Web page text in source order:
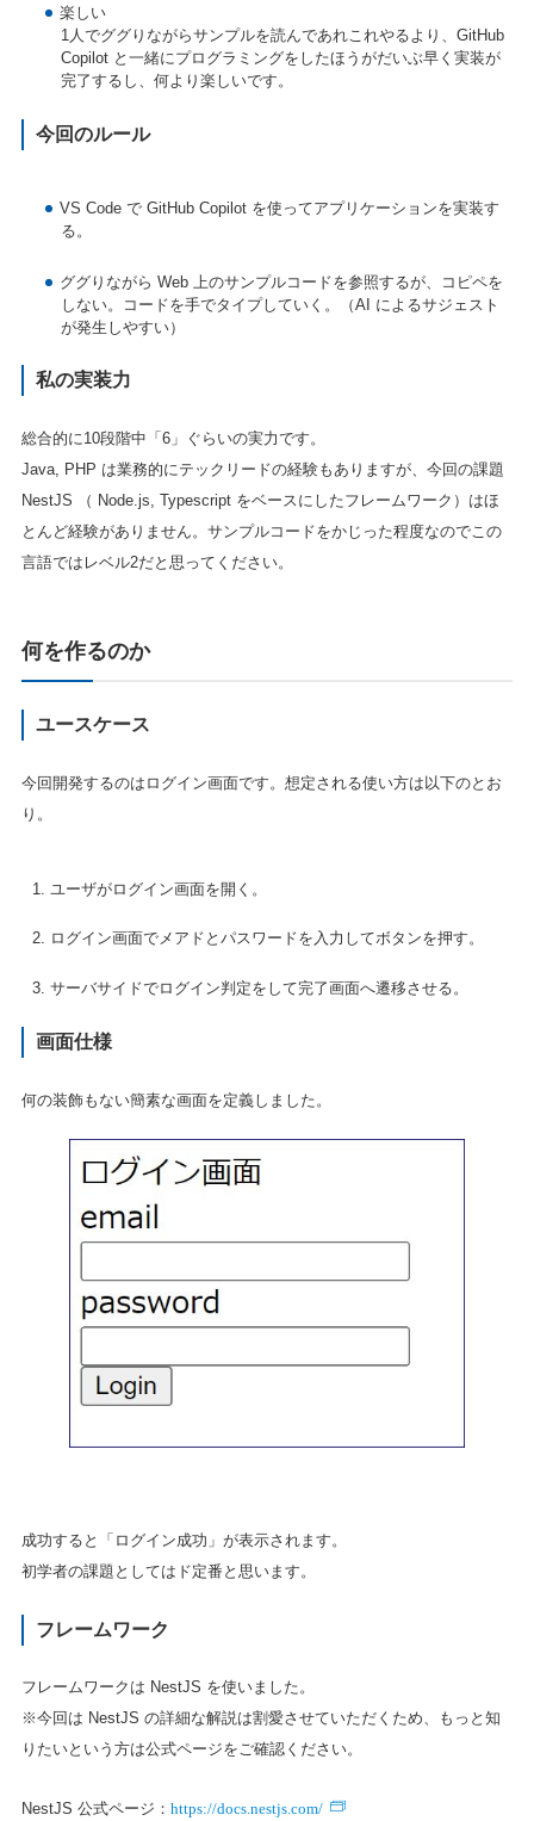
楽しい
1人でググりながらサンプルを読んであれこれやるより、GitHub
Copilot と一緒にプログラミングをしたほうがだいぶ早く実装が
完了するし、何より楽しいです。
今回のルール
VS Code で GitHub Copilot を使ってアプリケーションを実装す
る。
ググりながら Web 上のサンプルコードを参照するが、コピペを
しない。コードを手でタイプしていく。（AI によるサジェスト
が発生しやすい）
私の実装力
総合的に10段階中「6」ぐらいの実力です。
Java, PHP は業務的にテックリードの経験もありますが、今回の課題
NestJS （ Node.js, Typescript をベースにしたフレームワーク）はほ
とんど経験がありません。サンプルコードをかじった程度なのでこの
言語ではレベル2だと思ってください。
何を作るのか
ユースケース
今回開発するのはログイン画面です。想定される使い方は以下のとお
り。
ユーザがログイン画面を開く。
ログイン画面でメアドとパスワードを入力してボタンを押す。
サーバサイドでログイン判定をして完了画面へ遷移させる。
画面仕様
何の装飾もない簡素な画面を定義しました。
成功すると「ログイン成功」が表示されます。
初学者の課題としてはド定番と思います。
フレームワーク
フレームワークは NestJS を使いました。
※今回は NestJS の詳細な解説は割愛させていただくため、もっと知
りたいという方は公式ページをご確認ください。
NestJS 公式ページ： https://docs.nestjs.com/